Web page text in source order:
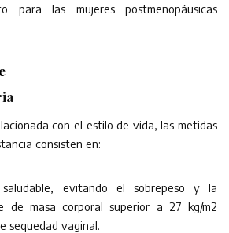
para las mujeres postmenopáusicas
con el estilo de vida, las metidas
consisten en:
evitando el sobrepeso y la
de masa corporal superior a 27 kg/m2
sequedad vaginal.